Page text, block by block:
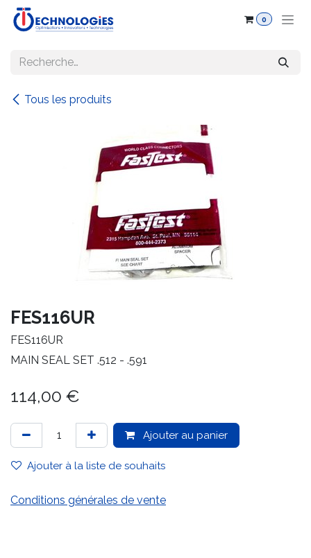
Se rendre au contenu
0
Tous les produits
FES116UR
FES116UR
MAIN SEAL SET .512 - .591
114,00 €
Ajouter au panier
Ajouter à la liste de souhaits
Conditions générales de vente